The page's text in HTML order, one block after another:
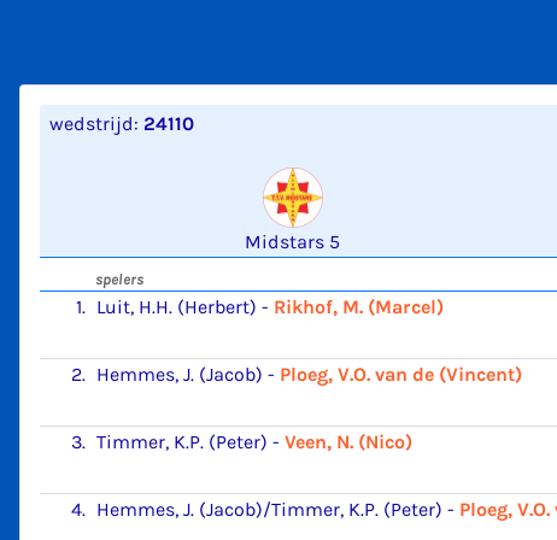
wedstrijd: 24110
Midstars 5
spelers
1. Luit, H.H. (Herbert) - Rikhof, M. (Marcel)
2. Hemmes, J. (Jacob) - Ploeg, V.O. van de (Vincent)
3. Timmer, K.P. (Peter) - Veen, N. (Nico)
4. Hemmes, J. (Jacob)/Timmer, K.P. (Peter) - Ploeg,